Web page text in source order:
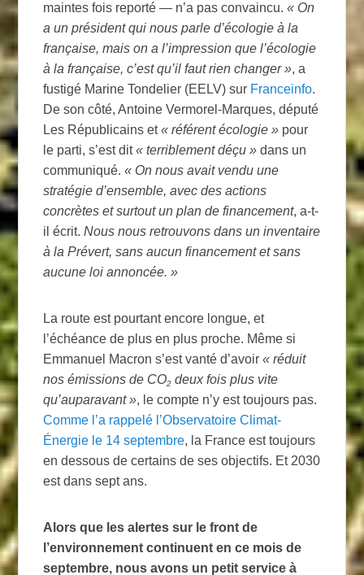
maintes fois reporté — n’a pas convaincu.« On
a un président qui nous parle d’écologie à la
française, mais on a l’impression que l’écologie
à la française, c’est qu’il faut rien changer », a
fustigé Marine Tondelier (EELV) sur Franceinfo.
De son côté, Antoine Vermorel-Marques, député
Les Républicains et« référent écologie » pour
le parti, s’est dit« terriblement déçu » dans un
communiqué.« On nous avait vendu une
stratégie d’ensemble, avec des actions
concrètes et surtout un plan de financement, a-t-
il écrit.Nous nous retrouvons dans un inventaire
à la Prévert, sans aucun financement et sans
aucune loi annoncée. »
La route est pourtant encore longue, et
l’échéance de plus en plus proche. Même si
Emmanuel Macron s’est vanté d’avoir« réduit
nos émissions de CO2 deux fois plus vite
qu’auparavant », le compte n’y est toujours pas.
Comme l’a rappelé l’Observatoire Climat-
Énergie le 14 septembre, la France est toujours
en dessous de certains de ses objectifs. Et 2030
est dans sept ans.
Alors que les alertes sur le front de
l’environnement continuent en ce mois de
septembre, nous avons un petit service à